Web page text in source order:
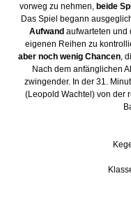
vorweg zu nehmen, beide
Das Spiel begann
Aufwand aufwarteten und
eigenen Reihen zu
aber noch wenig Chancen ,
Nach dem anfänglichen
zwingender. In der 31.
(Leopold Wachtel) von der